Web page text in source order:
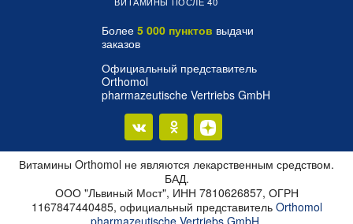
Более 5 000 пунктов выдачи
заказов
Официальный представитель
Orthomol
pharmazeutische Vertriebs GmbH
Витамины Orthomol не являются лекарственным средством.
БАД.
ООО "Львиный Мост", ИНН 7810626857, ОГРН
1167847440485, официальный представитель Orthomol
pharmazeutische Vertriebs GmbH